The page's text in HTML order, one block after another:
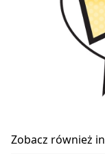
Zobacz również